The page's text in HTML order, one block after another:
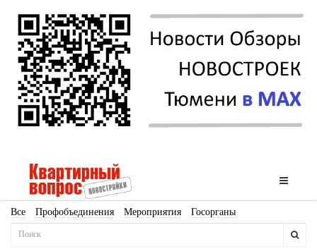
Все Профобъединения Мероприятия Госорганы
Новостройки